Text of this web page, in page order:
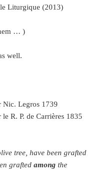
Liturgique (2013)
… )
well.
Nic. Legros 1739
R. P. de Carrières 1835
tree, have been grafted
graftedamongthe